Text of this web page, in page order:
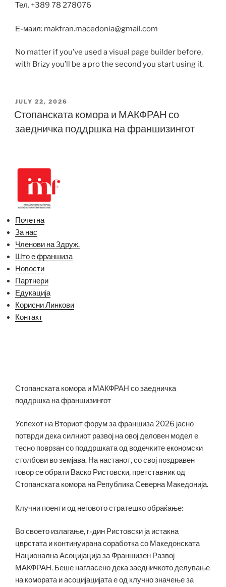
Тел. +389 78 278076
Е-маил: makfran.macedonia@gmail.com
No matter if you’ve used a visual page builder before,
with Brizy you’ll be a pro the second you start using it.
POSTED
ON
JULY 22, 2026
Стопанската комора и МАКФРАН со
заедничка поддршка на франшизингот
Почетна
За нас
Членови на Здруж.
Што е франшиза
Новости
Партнери
Едукација
Корисни Линкови
Контакт
Стопанската комора и МАКФРАН со заедничка
поддршка на франшизингот
Успехот на Вториот форум за франшиза 2026 јасно
потврди дека силниот развој на овој деловен модел е
тесно поврзан со поддршката од водечките економски
столбови во земјава. На настанот, со свој поздравен
говор се обрати Васко Ристовски, претставник од
Стопанската комора на Република Северна Македонија.
Клучни поенти од неговото стратешко обраќање:
Во своето излагање, г-дин Ристовски ја истакна
цврстата и континуирана соработка со Македонската
Национална Асоцијација за Франшизен Развој
МАКФРАН. Беше нагласено дека заедничкото делување
на комората и асоцијацијата е од клучно значење за